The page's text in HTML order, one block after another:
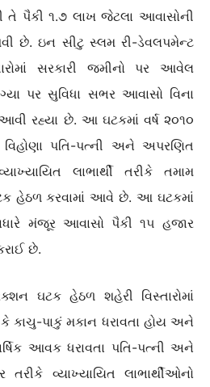
તે પૈકી ૧.૭ લાખ જેટલા આવાસોની
છે. ઇન સીટુ સ્લમ રી-ડેવલપમેન્ટ
સરકારી જમીનો પર આવેલ
પર સુવિધા સભર આવાસો વિના
રહ્યા છે. આ ઘટકમાં વર્ષ ૨૦૧૦
પતિ-પત્ની અને અપરણિત
લાભાર્થી તરીકે તમામ
હેઠળ કરવામાં આવે છે. આ ઘટકમાં
મંજૂર આવાસો પૈકી ૧૫ હજાર
છે.
ઘટક હેઠળ શહેરી વિસ્તારોમાં
કે કાચુ-પાકું મકાન ધરાવતા હોય અને
આવક ધરાવતા પતિ-પત્ની અને
તરીકે વ્યાખ્યાયિત લાભાર્થીઓનો